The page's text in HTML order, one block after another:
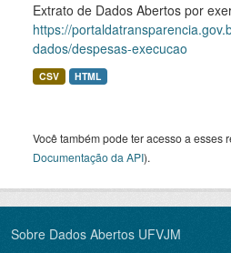
Extrato de Dados Abertos por
https://
dados/despesas-execucao
CSV HTML
Você também pode ter acesso a esses
Documentação da API).
Sobre Dados Abertos UFVJM